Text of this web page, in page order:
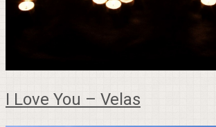
I Love You – Velas